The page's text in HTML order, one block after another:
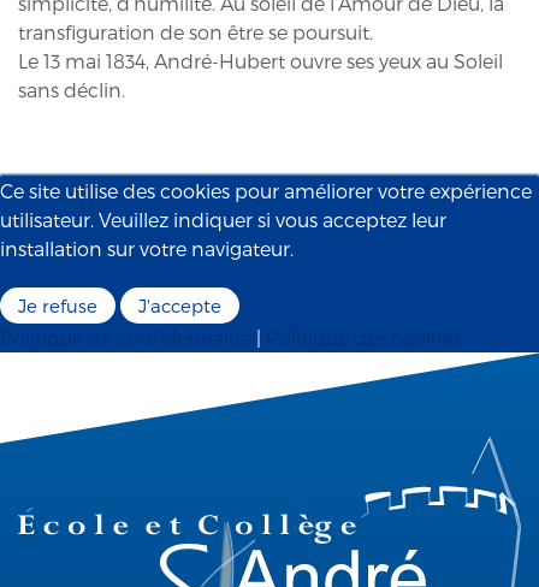
transfiguration de son être se poursuit.
Le 13 mai 1834, André-Hubert ouvre ses yeux au Soleil
sans déclin.
Ce site utilise des cookies pour améliorer votre expérience
utilisateur. Veuillez indiquer si vous acceptez leur
installation sur votre navigateur.
Je refuse J'accepte
Politique de confidentialité Politique des cookies